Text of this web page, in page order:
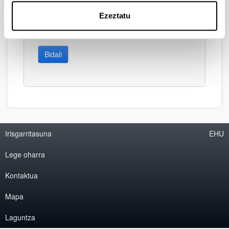
Ezeztatu
Bidali
Irisgarritasuna
Lege oharra
Kontaktua
Mapa
Laguntza
EHU